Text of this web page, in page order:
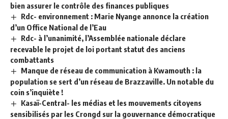
bien assurer le contrôle des finances publiques
Rdc- environnement : Marie Nyange annonce la création
d’un Office National de l’Eau
Rdc- à l’unanimité, l’Assemblée nationale déclare
recevable le projet de loi portant statut des anciens
combattants
Manque de réseau de communication à Kwamouth : la
population se sert d’un réseau de Brazzaville. Un notable du
coin s’inquiète !
Kasaï-Central- les médias et les mouvements citoyens
sensibilisés par les Crongd sur la gouvernance démocratique